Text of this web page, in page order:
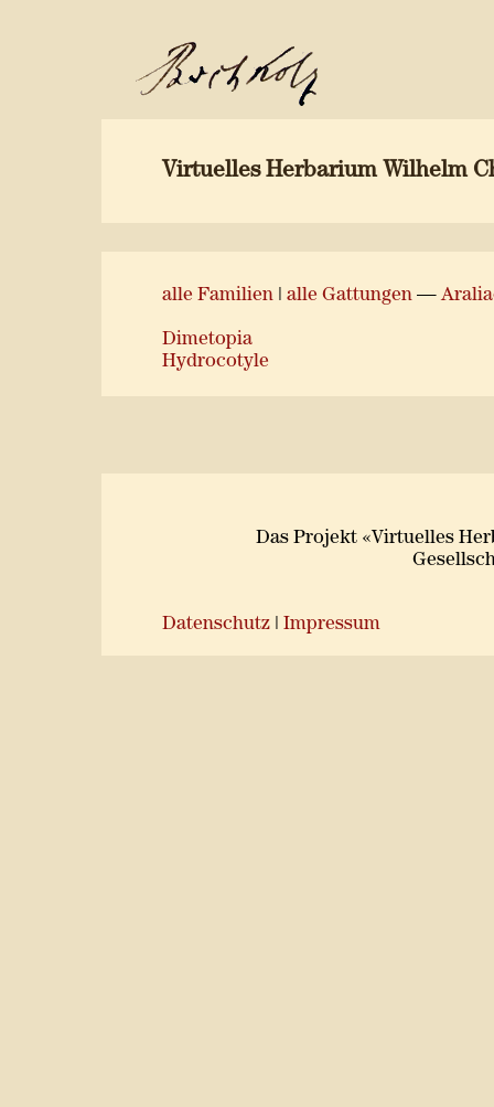
Virtuelles Herbarium Wilhelm
alle Familien alle Gattungen —
Dimetopia
Hydrocotyle
Das Projekt «Virtuelles
Datenschutz Impressum